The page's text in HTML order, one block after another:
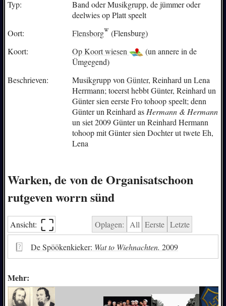
Typ:
Band oder Musikgrupp, de jümmer oder
deelwies op Platt speelt
Oort:
Flensborg
(Flensburg)
Koort:
Op Koort wiesen
(un annere in de
Ümgegend)
Beschrieven:
Musikgrupp von Günter, Reinhard un Lena
Herrmann; toeerst hebbt Günter, Reinhard un
Günter sien eerste Fro tohoop speelt; denn
Günter un Reinhard as Hermann & Hermann
un siet 2009 Günter un Reinhard Hermann
tohoop mit Günter sien Dochter ut twete Eh,
Lena
Warken, de von de Organisatschoon
rutgeven worrn sünd
Ansicht: ⛶︎ Oplagen: All Eerste Letzte
De Spöökenkieker: Wat to Wiehnachten. 2009
Mehr: